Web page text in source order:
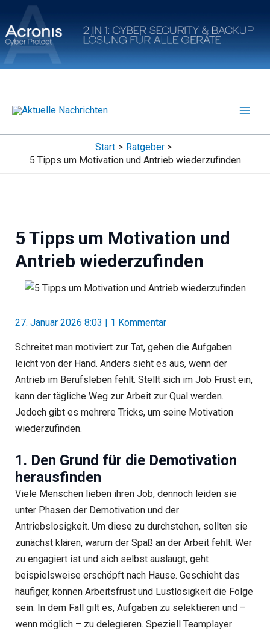
Inhalt
springen
Start
Ratgeber
5 Tipps um Motivation und Antrieb wiederzufinden
5 Tipps um Motivation und
Antrieb wiederzufinden
27. Januar 2026 8:03 | 1 Kommentar
Schreitet man motiviert zur Tat, gehen die Aufgaben
leicht von der Hand. Anders sieht es aus, wenn der
Antrieb im Berufsleben fehlt. Stellt sich im Job Frust ein,
kann der tägliche Weg zur Arbeit zur Qual werden.
Jedoch gibt es mehrere Tricks, um seine Motivation
wiederzufinden.
1. Den Grund für die Demotivation
herausfinden
Viele Menschen lieben ihren Job, dennoch leiden sie
unter Phasen der Demotivation und der
Antriebslosigkeit. Um diese zu durchstehen, sollten sie
zunächst klären, warum der Spaß an der Arbeit fehlt. Wer
zu engagiert ist und sich selbst auslaugt, geht
beispielsweise erschöpft nach Hause. Geschieht das
häufiger, können Arbeitsfrust und Lustlosigkeit die Folge
sein. In dem Fall gilt es, Aufgaben zu selektieren und –
wenn möglich – zu delegieren. Speziell Teamplayer